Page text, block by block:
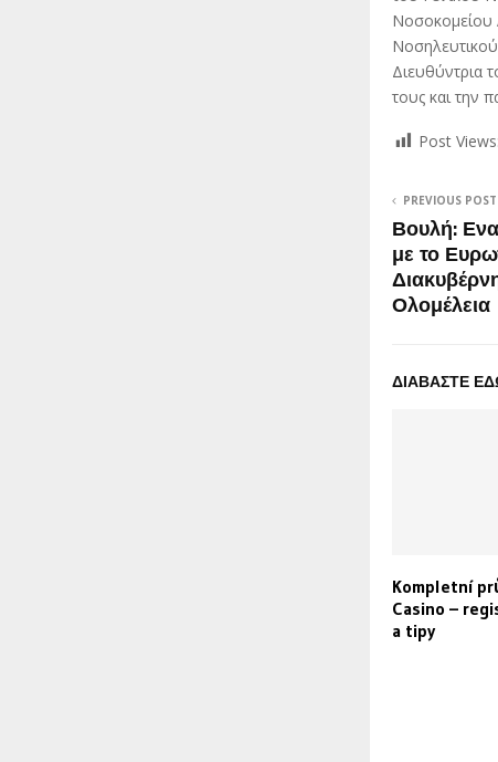
Νοσοκομείου
Διευθύντρια
τους και την
Post Views:
PREVIOUS POST
Βουλή:
με το
Ολομέλεια
ΔΙΑΒΑΣΤΕ
Kompletní
Casino –
a tipy